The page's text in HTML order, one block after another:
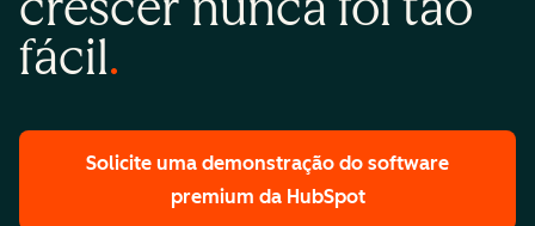
fácil
Solicite uma demonstração do software
premium da HubSpot